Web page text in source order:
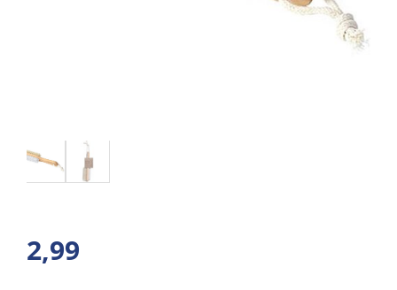
2,99